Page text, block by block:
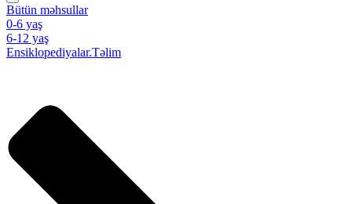
Bütün məhsullar
0-6 yaş
6-12 yaş
Ensiklopediyalar.Təlim